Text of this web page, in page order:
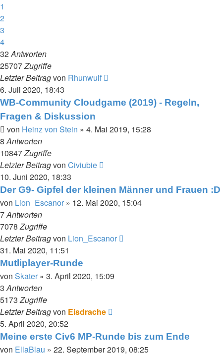
1
2
3
4
32Antworten
25707Zugriffe
Letzter Beitragvon Rhunwulf
6. Juli 2020, 18:43
WB-Community Cloudgame (2019) - Regeln,
Fragen & Diskussion
von Heinz von Stein » 4. Mai 2019, 15:28
8Antworten
10847Zugriffe
Letzter Beitragvon Civiubie
10. Juni 2020, 18:33
Der G9- Gipfel der kleinen Männer und Frauen :D
von Lion_Escanor » 12. Mai 2020, 15:04
7Antworten
7078Zugriffe
Letzter Beitragvon Lion_Escanor
31. Mai 2020, 11:51
Mutliplayer-Runde
von Skater » 3. April 2020, 15:09
3Antworten
5173Zugriffe
Letzter Beitragvon Eisdrache
5. April 2020, 20:52
Meine erste Civ6 MP-Runde bis zum Ende
von EllaBlau » 22. September 2019, 08:25